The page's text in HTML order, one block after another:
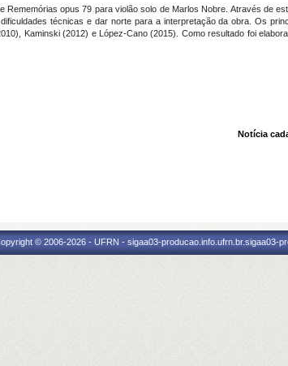
opus 79 para violão solo de Marlos Nobre. Através de
técnicas e dar norte para a interpretação da obra. Os
Kaminski (2012) e López-Cano (2015). Como resultado foi
Notícia
© 2006-2026 - UFRN - sigaa03-producao.info.ufrn.br.sigaa03-